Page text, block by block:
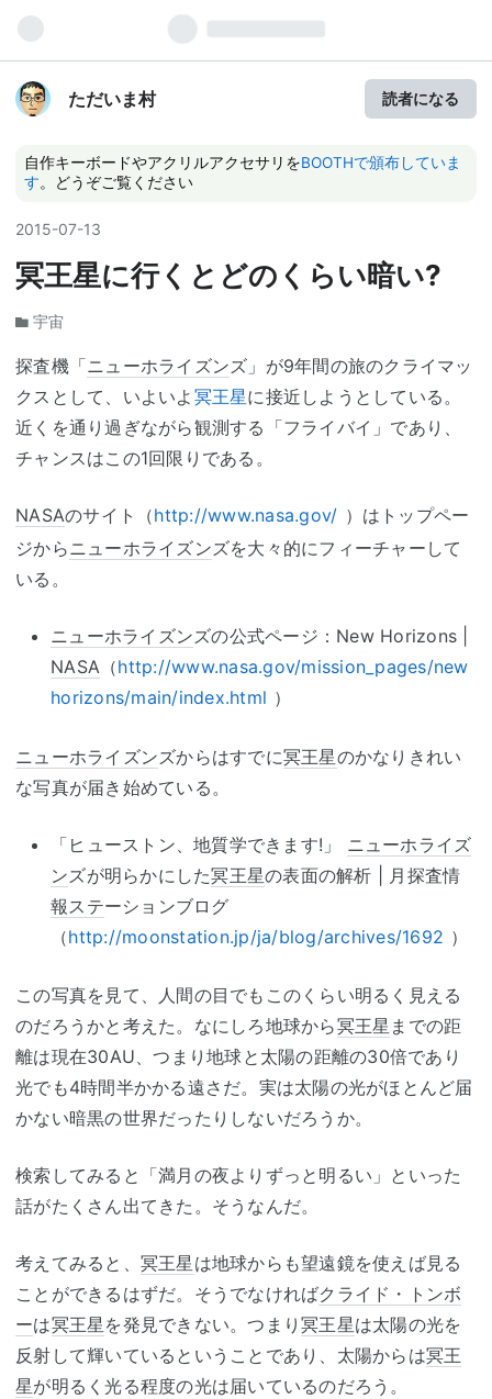
ただいま村 読者になる
自作キーボードやアクリルアクセサリをBOOTHで頒布していま
す。どうぞご覧ください
2015-07-13
冥王星に行くとどのくらい暗い?
宇宙
探査機「ニューホライズンズ」が9年間の旅のクライマッ
クスとして、いよいよ 冥王星に接近しようとしている。
近くを通り過ぎながら観測する「フライバイ」であり、
チャンスはこの1回限りである。
NASAのサイト（http://www.nasa.gov/ ）はトップペー
ジからニューホライズンズを大々的にフィーチャーして
いる。
ニューホライズンズの公式ページ：New Horizons |
NASA （http://www.nasa.gov/mission_pages/new
horizons/main/index.html ）
ニューホライズンズからはすでに冥王星のかなりきれい
な写真が届き始めている。
「ヒューストン、地質学できます!」 ニューホライズ
ンズが明らかにした冥王星の表面の解析 | 月探査情
報ステーションブログ
（http://moonstation.jp/ja/blog/archives/1692 ）
この写真を見て、人間の目でもこのくらい明るく見える
のだろうかと考えた。なにしろ地球から冥王星 までの距
離は現在30AU、つまり地球と太陽の距離の30倍であり
光でも4時間半かかる遠さだ。実は太陽の光がほとんど届
かない暗黒の世界だったりしないだろうか。
検索してみると「満月の夜よりずっと明るい」といった
話がたくさん出てきた。そうなんだ。
考えてみると、 冥王星 は地球からも望遠鏡を使えば見る
ことができるはずだ。そうでなければクライド・トンボ
ーは冥王星 を発見できない。つまり 冥王星は太陽の光を
反射して輝いているということであり、太陽からは冥王
星が明るく光る程度の光は届いているのだろう。